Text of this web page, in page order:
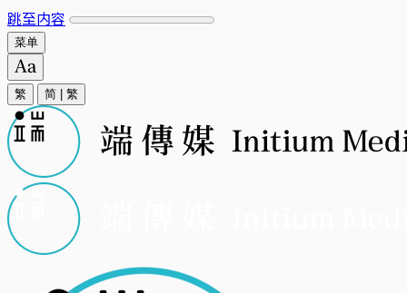
跳至内容
菜单
繁 简 繁